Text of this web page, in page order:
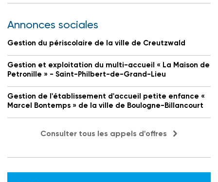
Annonces sociales
Gestion du périscolaire de la ville de Creutzwald
Gestion et exploitation du multi-accueil « La Maison de
Petronille » - Saint-Philbert-de-Grand-Lieu
Gestion de l'établissement d'accueil petite enfance «
Marcel Bontemps » de la ville de Boulogne-Billancourt
Consulter tous les appels d'offres